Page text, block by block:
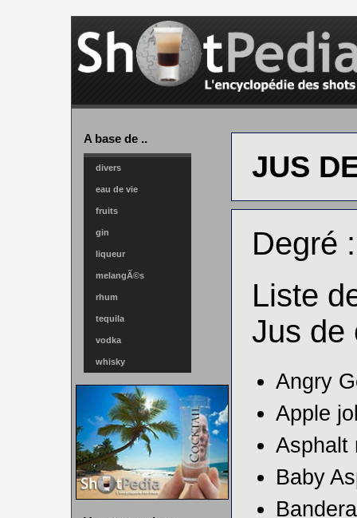
A base de ..
divers
eau de vie
fruits
gin
liqueur
melangÃ©s
rhum
tequila
vodka
whisky
JUS
Degré
Liste
Jus de
Angry
Apple
Asphalt
Baby
Bandera